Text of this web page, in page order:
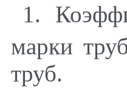
1.
марки
труб.